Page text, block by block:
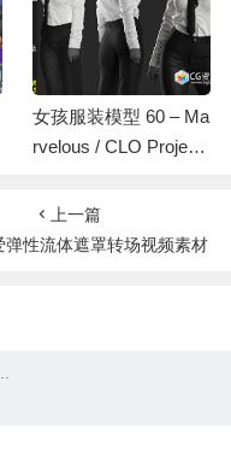
女孩服装模型 60 – Ma
rvelous / CLO Project
上一篇
弹性流体遮罩转场视频素材